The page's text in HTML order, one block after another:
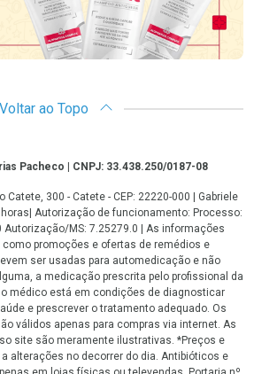
Voltar ao Topo
Pacheco | CNPJ: 33.438.250/0187-08
Catete, 300 - Catete - CEP: 22220-000 | Gabriele
horas| Autorização de funcionamento: Processo:
Autorização/MS: 7.25279.0 | As informações
promoções e ofertas de remédios e
ser usadas para automedicação e não
a medicação prescrita pelo profissional da
médico está em condições de diagnosticar
e prescrever o tratamento adequado. Os
válidos apenas para compras via internet. As
site são meramente ilustrativas. *Preços e
alterações no decorrer do dia. Antibióticos e